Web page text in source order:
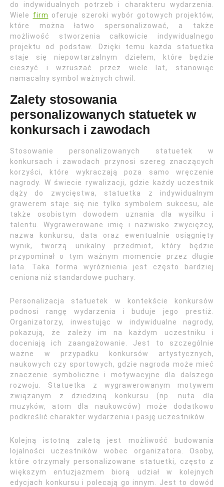
do indywidualnych potrzeb i charakteru wydarzenia.
Wiele firm oferuje szeroki wybór gotowych projektów,
które można łatwo spersonalizować, a także
możliwość stworzenia całkowicie indywidualnego
projektu od podstaw. Dzięki temu każda statuetka
staje się niepowtarzalnym dziełem, które będzie
cieszyć i wzruszać przez wiele lat, stanowiąc
namacalny symbol ważnych chwil.
Zalety stosowania
personalizowanych statuetek w
konkursach i zawodach
Stosowanie personalizowanych statuetek w
konkursach i zawodach przynosi szereg znaczących
korzyści, które wykraczają poza samo wręczenie
nagrody. W świecie rywalizacji, gdzie każdy uczestnik
dąży do zwycięstwa, statuetka z indywidualnym
grawerem staje się nie tylko symbolem sukcesu, ale
także osobistym dowodem uznania dla wysiłku i
talentu. Wygrawerowane imię i nazwisko zwycięzcy,
nazwa konkursu, data oraz ewentualnie osiągnięty
wynik, tworzą unikalny przedmiot, który będzie
przypominał o tym ważnym momencie przez długie
lata. Taka forma wyróżnienia jest często bardziej
ceniona niż standardowe puchary.
Personalizacja statuetek w kontekście konkursów
podnosi rangę wydarzenia i buduje jego prestiż.
Organizatorzy, inwestując w indywidualne nagrody,
pokazują, że zależy im na każdym uczestniku i
doceniają ich zaangażowanie. Jest to szczególnie
ważne w przypadku konkursów artystycznych,
naukowych czy sportowych, gdzie nagroda może mieć
znaczenie symboliczne i motywacyjne dla dalszego
rozwoju. Statuetka z wygrawerowanym motywem
związanym z dziedziną konkursu (np. nuta dla
muzyków, atom dla naukowców) może dodatkowo
podkreślić charakter wydarzenia i pasję uczestników.
Kolejną istotną zaletą jest możliwość budowania
lojalności uczestników wobec organizatora. Osoby,
które otrzymały personalizowane statuetki, często z
większym entuzjazmem biorą udział w kolejnych
edycjach konkursu i polecają go innym. Jest to dowód